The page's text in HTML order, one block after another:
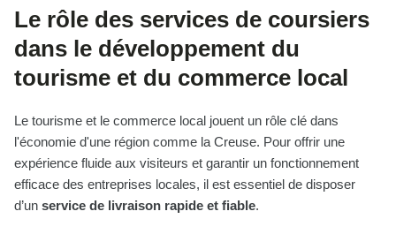
Le rôle des services de coursiers
dans le développement du
tourisme et du commerce local
Le tourisme et le commerce local jouent un rôle clé dans
l'économie d'une région comme la Creuse. Pour offrir une
expérience fluide aux visiteurs et garantir un fonctionnement
efficace des entreprises locales, il est essentiel de disposer
d’un service de livraison rapide et fiable.